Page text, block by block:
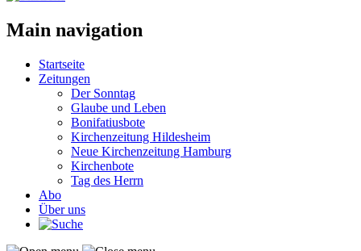
Main navigation
Startseite
Zeitungen
Der Sonntag
Glaube und Leben
Bonifatiusbote
Kirchenzeitung Hildesheim
Neue Kirchenzeitung Hamburg
Kirchenbote
Tag des Herrn
Abo
Über uns